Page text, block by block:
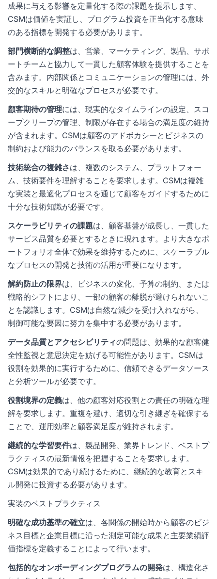
成果に与える影響を定量化する際の課題を提示します。
CSMは価値を実証し、プログラム投資を正当化する意味
のある指標を開発する必要があります。
部門横断的な調整は、営業、マーケティング、製品、サポ
ートチームと協力して一貫した顧客体験を提供することを
含みます。内部関係とコミュニケーションの管理には、外
交的なスキルと明確なプロセスが必要です。
顧客期待の管理には、現実的なタイムラインの設定、スコ
ープクリープの管理、制限が存在する場合の満足度の維持
が含まれます。CSMは顧客のアドボカシーとビジネスの
制約および能力のバランスを取る必要があります。
技術統合の複雑さは、複数のシステム、プラットフォー
ム、技術要件を理解することを要求します。CSMは複雑
な実装と最適化プロセスを通じて顧客をガイドするために
十分な技術知識が必要です。
スケーラビリティの課題は、顧客基盤が成長し、一貫した
サービス品質を必要とするときに現れます。より大きなポ
ートフォリオ全体で効果を維持するために、スケーラブル
なプロセスの開発と技術の活用が重要になります。
解約防止の限界は、ビジネスの変化、予算の制約、または
戦略的シフトにより、一部の顧客の離脱が避けられないこ
とを認識します。CSMは自然な減少を受け入れながら、
制御可能な要因に努力を集中する必要があります。
データ品質とアクセシビリティの問題は、効果的な顧客健
全性監視と意思決定を妨げる可能性があります。CSMは
役割を効果的に実行するために、信頼できるデータソース
と分析ツールが必要です。
役割境界の定義は、他の顧客対応役割との責任の明確な理
解を要求します。重複を避け、適切な引き継ぎを確保する
ことで、運用効率と顧客満足度が維持されます。
継続的な学習要件は、製品開発、業界トレンド、ベストプ
ラクティスの最新情報を把握することを要求します。
CSMは効果的であり続けるために、継続的な教育とスキ
ル開発に投資する必要があります。
実装のベストプラクティス
明確な成功基準の確立は、各関係の開始時から顧客のビジ
ネス目標と企業目標に沿った測定可能な成果と主要業績評
価指標を定義することによって行います。
包括的なオンボーディングプログラムの開発は、構造化さ